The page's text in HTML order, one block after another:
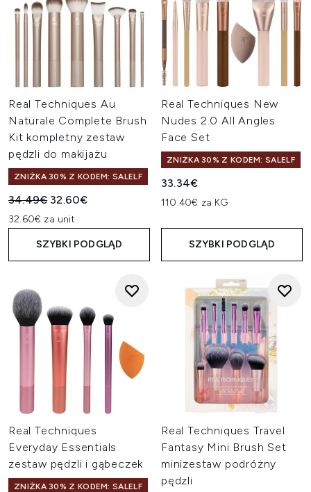
Real Techniques Au
Naturale Complete Brush
Kit kompletny zestaw
pędzli do makijażu
ZNIŻKA 30% Z KODEM: SALELF
Sugerowana cena detaliczna:
34.49€ Aktualna cena:
32.60€
32.60€ za unit
SZYBKI PODGLĄD
Real Techniques New
Nudes 2.0 All Angles
Face Set
ZNIŻKA 30% Z KODEM: SALELF
33.34€
110.40€ za KG
SZYBKI PODGLĄD
Real Techniques
Everyday Essentials
zestaw pędzli i gąbeczek
ZNIŻKA 30% Z KODEM: SALELF
Real Techniques Travel
Fantasy Mini Brush Set
minizestaw podróżny
pędzli